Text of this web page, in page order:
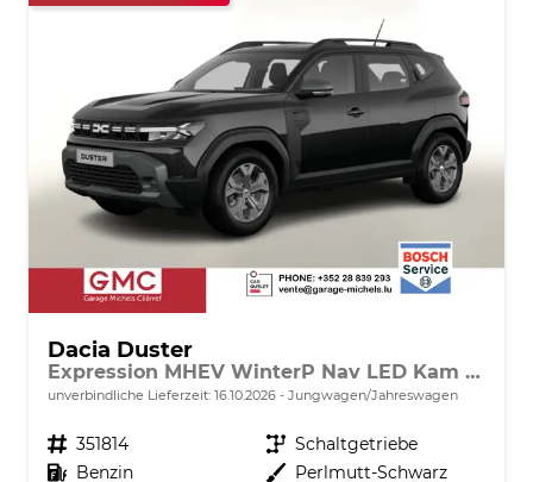
Dacia Duster
Expression MHEV WinterP Nav LED Kam 17Z
unverbindliche Lieferzeit: 16.10.2026 Jungwagen/Jahreswagen
Fahrzeugnr. 351814 Getriebe Schaltgetriebe
Kraftstoff Benzin Außenfarbe Perlmutt-Schwarz